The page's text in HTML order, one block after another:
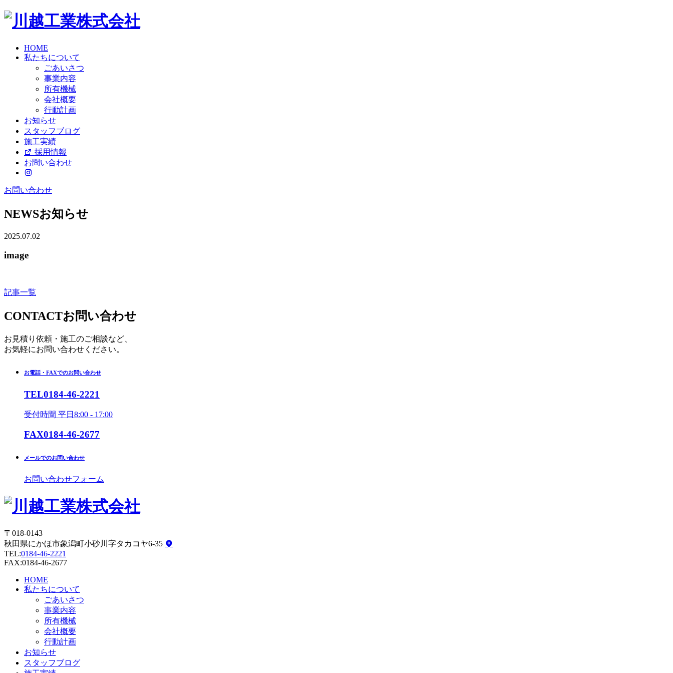
HOME
私たちについて
ごあいさつ
事業内容
所有機械
会社概要
行動計画
お知らせ
スタッフブログ
施工実績
採用情報
お問い合わせ
お問い合わせ
NEWSお知らせ
2025.07.02
image
記事一覧
CONTACTお問い合わせ
お見積り依頼・施工のご相談など、
お気軽にお問い合わせください。
お電話・FAXでのお問い合わせ
TEL0184-46-2221
受付時間 平日8:00 - 17:00
FAX0184-46-2677
メールでのお問い合わせ
お問い合わせフォーム
〒018-0143
秋田県にかほ市象潟町小砂川字タカコヤ6-35
TEL:0184-46-2221
FAX:0184-46-2677
HOME
私たちについて
ごあいさつ
事業内容
所有機械
会社概要
行動計画
お知らせ
スタッフブログ